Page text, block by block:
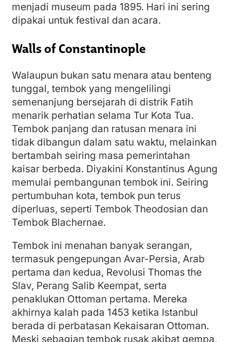
menjadi museum pada 1895. Hari ini sering
dipakai untuk festival dan acara.
Walls of Constantinople
Walaupun bukan satu menara atau benteng
tunggal, tembok yang mengelilingi
semenanjung bersejarah di distrik Fatih
menarik perhatian selama Tur Kota Tua.
Tembok panjang dan ratusan menara ini
tidak dibangun dalam satu waktu, melainkan
bertambah seiring masa pemerintahan
kaisar berbeda. Diyakini Konstantinus Agung
memulai pembangunan tembok ini. Seiring
pertumbuhan kota, tembok pun terus
diperluas, seperti Tembok Theodosian dan
Tembok Blachernae.
Tembok ini menahan banyak serangan,
termasuk pengepungan Avar-Persia, Arab
pertama dan kedua, Revolusi Thomas the
Slav, Perang Salib Keempat, serta
penaklukan Ottoman pertama. Mereka
akhirnya kalah pada 1453 ketika Istanbul
berada di perbatasan Kekaisaran Ottoman.
Meski sebagian tembok rusak akibat gempa,